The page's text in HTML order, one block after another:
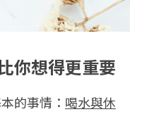
你想得更重要
的事情： 喝水與休